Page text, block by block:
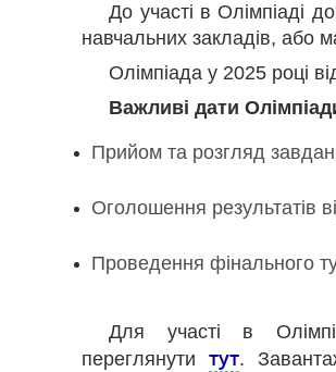
До участі в Олімпіаді
навчальних закладів, або
Олімпіада у 2025 році
Важливі дати
Прийом та розгляд
Оголошення результатів
Проведення фінального
Для участі в
переглянути тут.